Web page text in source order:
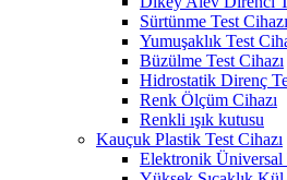
Sürtünme Test Cihazı
Yumuşaklık Test
Büzülme Test Cihazı
Hidrostatik Direnç
Renk Ölçüm Cihazı
Renkli ışık kutusu
Kauçuk Plastik Test Cihazı
Elektronik Üniversal